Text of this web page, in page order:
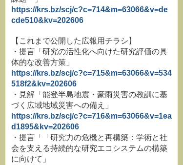
https://krs.bz/scj/c?c=714&m=63066&v=de
cde510&kv=202606
【これまで公開した広報用チラシ】
・提言「研究の活性化へ向けた研究評価の具
体的な改善方策」
https://krs.bz/scj/c?c=715&m=63066&v=534
518f2&kv=202606
・見解「能登半島地震・豪雨災害の教訓に基
づく広域地域災害への備え」
https://krs.bz/scj/c?c=716&m=63066&v=1ea
d1895&kv=202606
・提言「「研究力の危機と再構築：学術と社
会を支える持続的な研究エコシステムの構築
に向けて」